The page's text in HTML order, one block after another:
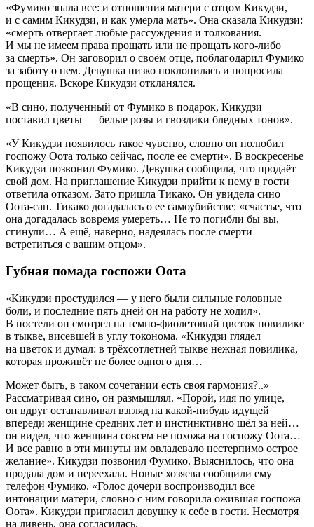
«Фумико знала все: и отношения матери с отцом Кикудзи,
и с самим Кикудзи, и как умерла мать». Она сказала Кикудзи:
«смерть отвергает любые рассуждения и толкования.
И мы не имеем права прощать или не прощать кого-либо
за смерть». Он заговорил о своём отце, поблагодарил Фумико
за заботу о нем. Девушка низко поклонилась и попросила
прощения. Вскоре Кикудзи откланялся.
«В сино, полученный от Фумико в подарок, Кикудзи
поставил цветы — белые розы и гвоздики бледных тонов».
«У Кикудзи появилось такое чувство, словно он полюбил
госпожу Оота только сейчас, после ее смерти». В воскресенье
Кикудзи позвонил Фумико. Девушка сообщила, что продаёт
свой дом. На приглашение Кикудзи прийти к нему в гости
ответила отказом. Зато пришла Тикако. Он увидела сино
Оота-сан. Тикако догадалась о ее самоубийстве: «счастье, что
она догадалась вовремя умереть… Не то погибли бы вы,
сгинули… А ещё, наверно, надеялась после смерти
встретиться с вашим отцом».
Губная помада госпожи Оота
«Кикудзи простудился — у него были сильные головные
боли, и последние пять дней он на работу не ходил».
В постели он смотрел на темно-фиолетовый цветок повилике
в тыкве, висевшей в углу токонома. «Кикудзи глядел
на цветок и думал: в трёхсотлетней тыкве нежная повилика,
которая проживёт не более одного дня…
Может быть, в таком сочетании есть своя гармония?..»
Рассматривая сино, он размышлял. «Порой, идя по улице,
он вдруг останавливал взгляд на какой-нибудь идущей
впереди женщине средних лет и инстинктивно шёл за ней…
он видел, что женщина совсем не похожа на госпожу Оота…
И все равно в эти минуты им овладевало нестерпимо острое
желание». Кикудзи позвонил Фумико. Выяснилось, что она
продала дом и переехала. Новые хозяева сообщили ему
телефон Фумико. «Голос дочери воспроизводил все
интонации матери, словно с ним говорила ожившая госпожа
Оота». Кикудзи пригласил девушку к себе в гости. Несмотря
на ливень, она согласилась.